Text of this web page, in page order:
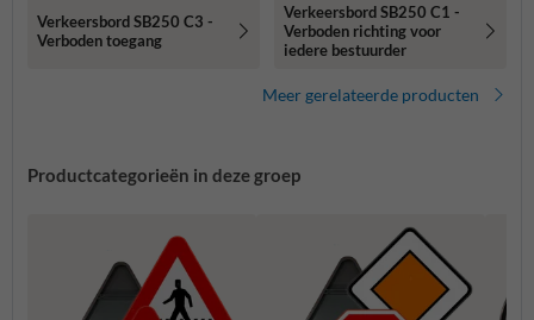
Verkeersbord SB250 C3 -
Verboden toegang
Verkeersbord SB250 C1 -
Verboden richting voor
iedere bestuurder
Meer gerelateerde producten
Productcategorieën in deze groep